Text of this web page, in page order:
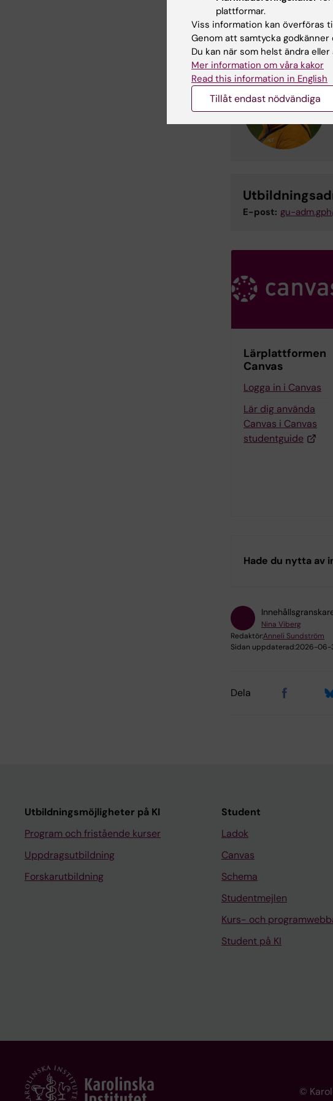
E-post: gu-
Lärplattformen
Canvas
Logga in i Canvas
Lär dig använda
Canvas i Canvas
studentguide
Hade du nytta av
Nina Viberg
Redaktör:Anneli Sundström
Sidan uppdaterad:2026-06-
Dela
Utbildningsmöjligheter på KI
Program och fristående kurser
Uppdragsutbildning
Forskarutbildning
Student
Ladok
Canvas
Schema
Studentmejlen
Kurs- och
Student på KI
©
plattformar.
Viss information kan överföras
Genom att samtycka
Du kan när som helst ändra
Mer information om våra kakor
Read this information in English
Tillåt endast nödvändiga